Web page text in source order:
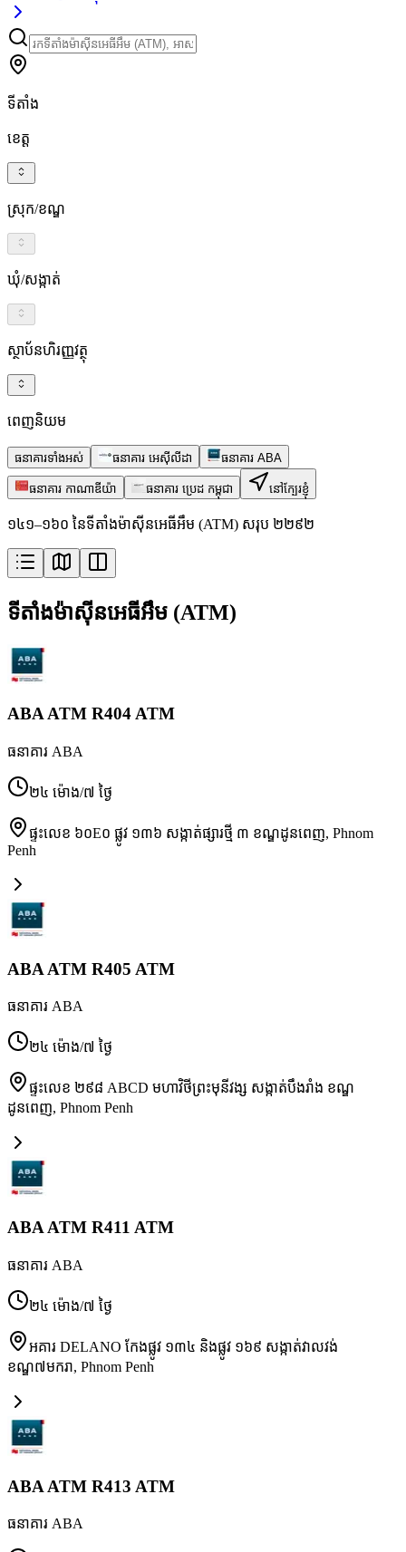
ទីតាំង
ខេត្ត
ស្រុក/ខណ្ឌ
ឃុំ/សង្កាត់
ស្ថាប័នហិរញ្ញវត្ថុ
ពេញនិយម
ធនាគារទាំងអស់ ធនាគារ អេស៊ីលីដា ធនាគារ ABA
ធនាគារ កាណាឌីយ៉ា ធនាគារ ប្រេដ កម្ពុជា នៅក្បែរខ្ញុំ
១៤១–១៦០ នៃទីតាំងម៉ាស៊ីនអេធីអឹម (ATM) សរុប ២២៩២
ទីតាំងម៉ាស៊ីនអេធីអឹម (ATM)
ABA ATM R404 ATM
ធនាគារ ABA
២៤ ម៉ោង/៧ ថ្ងៃ
ផ្ទះលេខ ៦០E០ ផ្លូវ ១៣៦ សង្កាត់ផ្សារថ្មី ៣ ខណ្ឌដូនពេញ, Phnom
Penh
ABA ATM R405 ATM
ធនាគារ ABA
២៤ ម៉ោង/៧ ថ្ងៃ
ផ្ទះលេខ ២៩៨ ABCD មហាវិថីព្រះមុនីវង្ស សង្កាត់បឹងរាំង ខណ្ឌ
ដូនពេញ, Phnom Penh
ABA ATM R411 ATM
ធនាគារ ABA
២៤ ម៉ោង/៧ ថ្ងៃ
អគារ DELANO កែងផ្លូវ ១៣៤ និងផ្លូវ ១៦៩ សង្កាត់វាលវង់
ខណ្ឌ៧មករា, Phnom Penh
ABA ATM R413 ATM
ធនាគារ ABA